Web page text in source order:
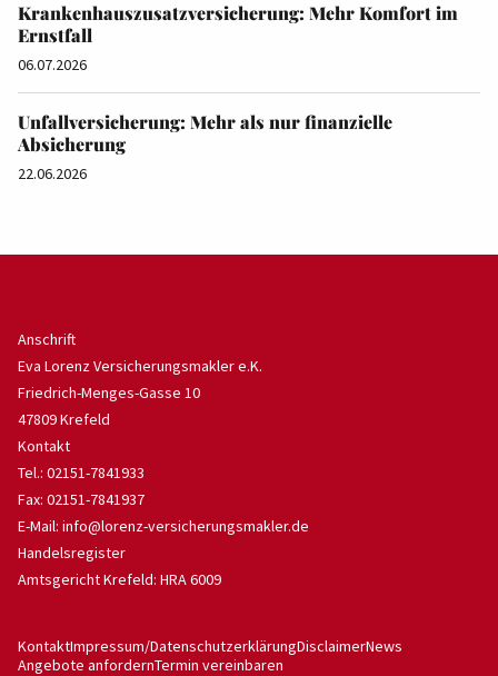
Krankenhauszusatzversicherung: Mehr Komfort im
Ernstfall
06.07.2026
Unfallversicherung: Mehr als nur finanzielle
Absicherung
22.06.2026
Anschrift
Eva Lorenz Versicherungsmakler e.K.
Friedrich-Menges-Gasse 10
47809 Krefeld
Kontakt
Tel.: 02151-7841933
Fax: 02151-7841937
E-Mail: info@lorenz-versicherungsmakler.de
Handelsregister
Amtsgericht Krefeld: HRA 6009
KontaktImpressum/DatenschutzerklärungDisclaimerNews
Angebote anfordernTermin vereinbaren